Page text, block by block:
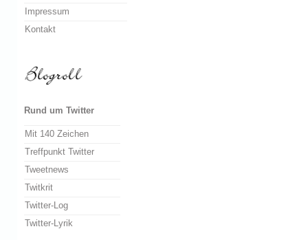
Impressum
Kontakt
Rund um Twitter
Mit 140 Zeichen
Treffpunkt Twitter
Tweetnews
Twitkrit
Twitter-Log
Twitter-Lyrik